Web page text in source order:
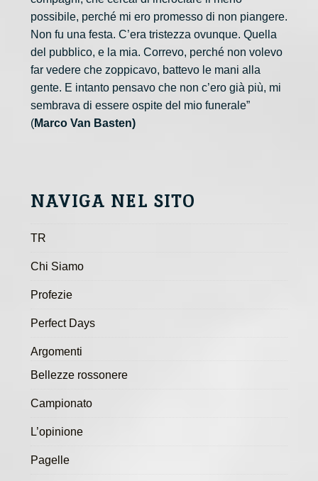
possibile, perché mi ero promesso di non piangere.
Non fu una festa. C’era tristezza ovunque. Quella
del pubblico, e la mia. Correvo, perché non volevo
far vedere che zoppicavo, battevo le mani alla
gente. E intanto pensavo che non c’ero già più, mi
sembrava di essere ospite del mio funerale”
(Marco Van Basten)
NAVIGA NEL SITO
TR
Chi Siamo
Profezie
Perfect Days
Argomenti
Bellezze rossonere
Campionato
L’opinione
Pagelle